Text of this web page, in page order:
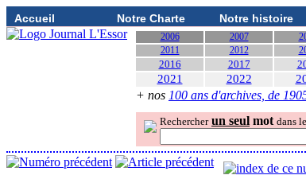
Accueil Notre Charte Notre histoire
2006 2007
2011
2012
2016 2017
2021 2022
+ nos 100 ans d'archives, de
Rechercher un seul mot dans